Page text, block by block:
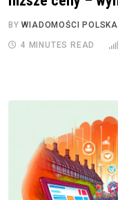
BYWIADOMOŚCI POLSKA
4 MINUTES READ